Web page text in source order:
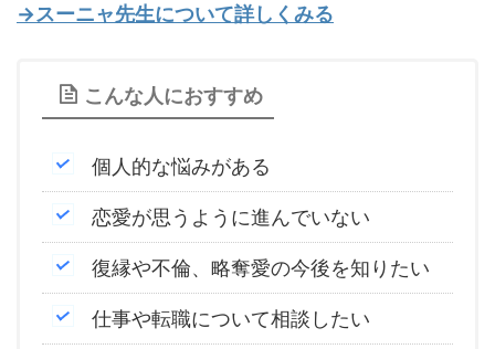
→スーニャ先生について詳しくみる
こんな人におすすめ
個人的な悩みがある
恋愛が思うように進んでいない
復縁や不倫、略奪愛の今後を知りたい
仕事や転職について相談したい